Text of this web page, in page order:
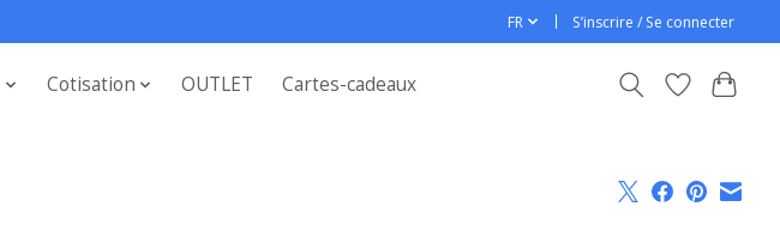
FR S’inscrire / Se connecter
Cotisation OUTLET Cartes-cadeaux